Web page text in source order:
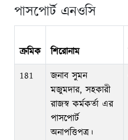
পাসপোর্ট এনওসি
ক্রমিক শিরোনাম
181
জনাব সুমন
মজুমদার, সহকারী
রাজস্ব কর্মকর্তা এর
পাসপোর্ট
অনাপত্তিপত্র।